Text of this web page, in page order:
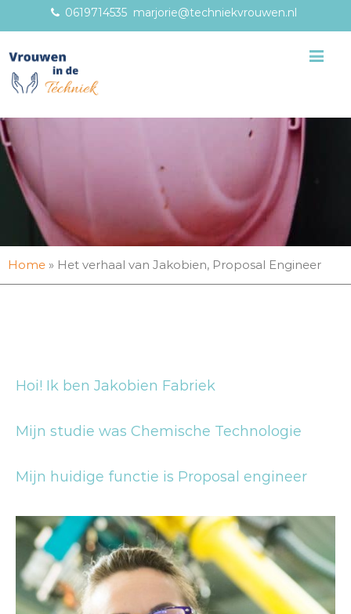
0619714535 marjorie@techniekvrouwen.nl
Home » Het verhaal van Jakobien, Proposal Engineer
Hoi! Ik ben Jakobien Fabriek
Mijn studie was Chemische Technologie
Mijn huidige functie is Proposal engineer